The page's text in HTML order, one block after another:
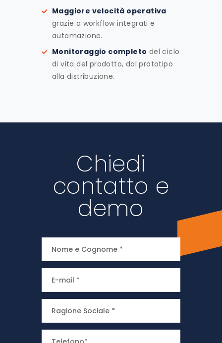
Maggiore velocità operativa
grazie a workflow integrati e
automazione.
Monitoraggio completo del ciclo
di vita del prodotto, dal prototipo
alla distribuzione.
Chiedi
contatto e
demo